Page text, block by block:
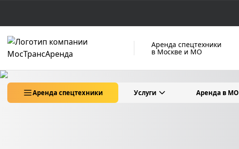
Аренда спецтехники
в Москве и МО
Аренда спецтехники Услуги Аренда в МО